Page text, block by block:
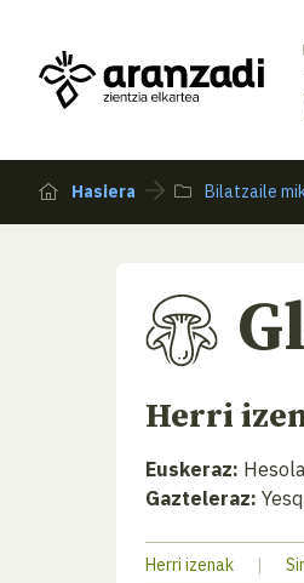
Hasiera Bilatzaile
Herri
Euskeraz:
Gazteleraz:
Herri izenak |